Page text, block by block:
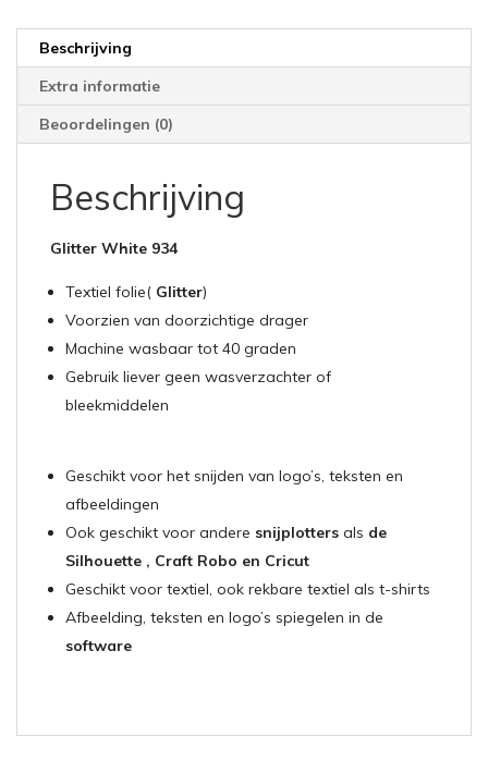
Beschrijving
Extra informatie
Beoordelingen (0)
Beschrijving
Glitter White 934
Textiel folie( Glitter)
Voorzien van doorzichtige drager
Machine wasbaar tot 40 graden
Gebruik liever geen wasverzachter of
bleekmiddelen
Geschikt voor het snijden van logo’s, teksten en
afbeeldingen
Ook geschikt voor andere snijplotters als de
Silhouette , Craft Robo en Cricut
Geschikt voor textiel, ook rekbare textiel als t-shirts
Afbeelding, teksten en logo’s spiegelen in de
software